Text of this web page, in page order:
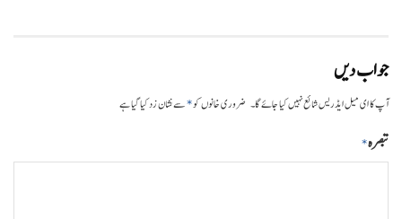
جواب دیں
آپ کا ای میل ایڈریس شائع نہیں کیا جائے گا۔ ضروری خانوں کو*سے نشان زد کیا گیا ہے
تبصرہ*